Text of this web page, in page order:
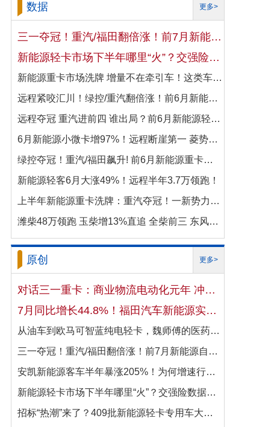
数据 更多>
三一夺冠！重汽/福田翻倍涨！前7月新能源自卸车大增106%！
新能源轻卡市场下半年哪里“火”？交强险数据揭秘机会
新能源重卡市场洗牌 增量不在牵引车！这类车增速破100%
远程紧咬汇川！绿控/重汽翻倍涨！前6月新能源商用车电机十强生变！
远程夺冠 重汽进前四 谁出局？前6月新能源轻卡电机十强洗牌！
6月新能源小微卡增97%！远程断崖第一 菱势暴涨337%进前三 比亚迪杀进前七
绿控夺冠！重汽/福田飙升! 前6月新能源重卡电机十强变阵！
新能源轻客6月大涨49%！远程半年3.7万领跑！
上半年新能源重卡洗牌：重汽夺冠！一新势力千倍暴涨！
潍柴48万领跑 玉柴增13%直追 全柴前三 东风康明斯进前六 上半年柴油机增10.7
原创 更多>
对话三一重卡：商业物流电动化元年 冲刺4万辆目标！
7月同比增长44.8%！福田汽车新能源实现国内出口双向开花
从油车到欧马可智蓝纯电轻卡，魏师傅的医药配送日子越过越省心
三一夺冠！重汽/福田翻倍涨！前7月新能源自卸车大增106%！
安凯新能源客车半年暴涨205%！为何增速行业第一？
新能源轻卡市场下半年哪里“火”？交强险数据揭秘机会
招标“热潮”来了？409批新能源轻卡专用车大批量上新！